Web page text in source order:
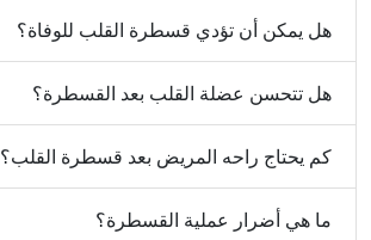
هل يمكن أن تؤدي قسطرة القلب للوفاة؟
هل تتحسن عضلة القلب بعد القسطرة؟
كم يحتاج راحه المريض بعد قسطرة القلب؟
ما هي أضرار عملية القسطرة؟